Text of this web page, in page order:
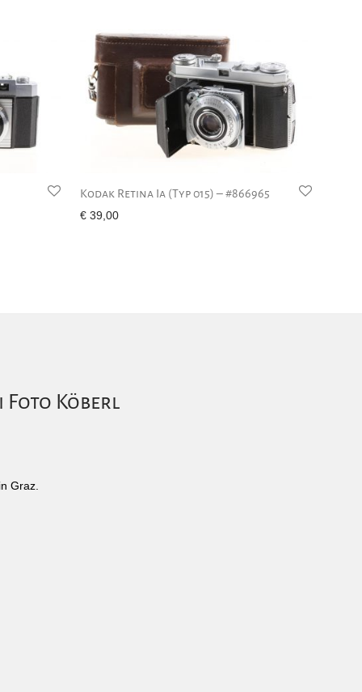
Kodak Retina Ia (Typ 015) – #866965
€ 39,00
Foto Köberl
Graz.